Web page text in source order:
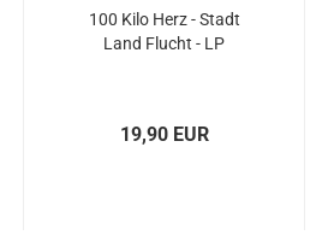
100 Kilo Herz - Stadt
Land Flucht - LP
19,90 EUR